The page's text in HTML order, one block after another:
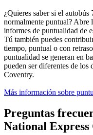
¿Quieres saber si el
normalmente puntual? Abre
informes de puntualidad de
Tú también puedes
tiempo, puntual o con
puntualidad se generan en
pueden ser diferentes de
Coventry.
Más información sobre
Preguntas
National